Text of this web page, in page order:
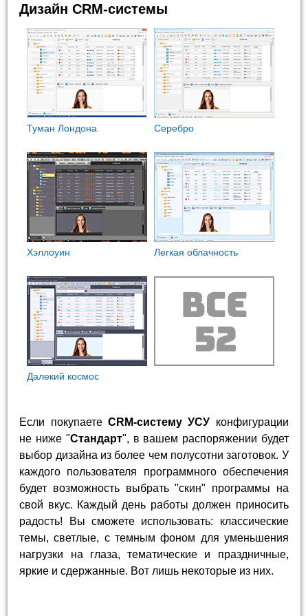
Дизайн CRM-системы
Туман Лондона Cеребро
Хэллоуин Легкая облачность
Далекий космос
Если покупаете CRM-систему УСУ конфигурации
не ниже "Стандарт", в вашем распоряжении будет
выбор дизайна из более чем полусотни заготовок. У
каждого пользователя программного обеспечения
будет возможность выбрать "скин" программы на
свой вкус. Каждый день работы должен приносить
радость! Вы сможете использовать: классические
темы, светлые, с темным фоном для уменьшения
нагрузки на глаза, тематические и праздничные,
яркие и сдержанные. Вот лишь некоторые из них.